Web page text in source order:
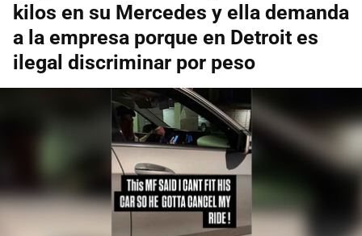
kilos en su Mercedes y ella demanda
a la empresa porque en Detroit es
ilegal discriminar por peso